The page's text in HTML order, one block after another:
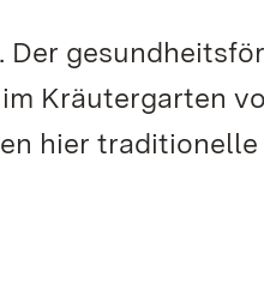
Der
Kräutergarten
hier traditionelle